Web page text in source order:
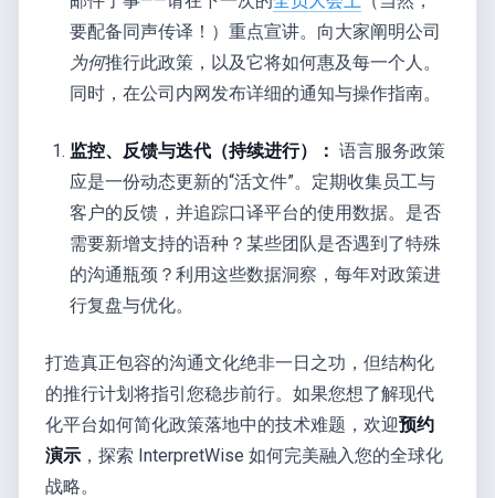
要配备同声传译！）重点宣讲。向大家阐明公司
为何推行此政策，以及它将如何惠及每一个人。
同时，在公司内网发布详细的通知与操作指南。
监控、反馈与迭代（持续进行）： 语言服务政策
应是一份动态更新的“活文件”。定期收集员工与
客户的反馈，并追踪口译平台的使用数据。是否
需要新增支持的语种？某些团队是否遇到了特殊
的沟通瓶颈？利用这些数据洞察，每年对政策进
行复盘与优化。
打造真正包容的沟通文化绝非一日之功，但结构化
的推行计划将指引您稳步前行。如果您想了解现代
化平台如何简化政策落地中的技术难题，欢迎预约
演示 ，探索 InterpretWise 如何完美融入您的全球化
战略。